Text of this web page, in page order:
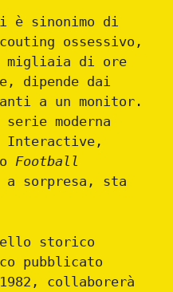
è sinonimo di
ossessivo,
migliaia di ore
dipende dai
a un monitor.
moderna
Interactive,
Football
a sorpresa, sta
storico
pubblicato
collaborerà